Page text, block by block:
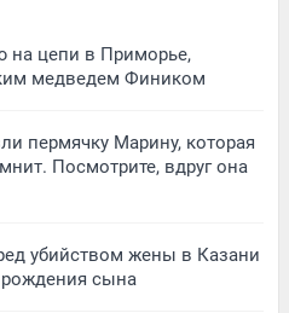
цепи в Приморье,
медведем Фиником
пермячку Марину, которая
Посмотрите, вдруг она
убийством жены в Казани
рождения сына